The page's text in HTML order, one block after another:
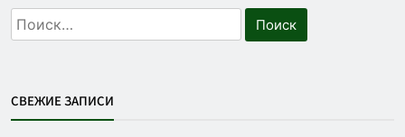
Найти:
СВЕЖИЕ ЗАПИСИ